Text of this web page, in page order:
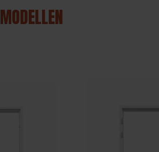
MODELLEN